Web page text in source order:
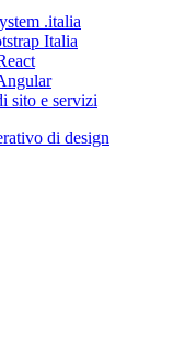
.italia
Italia
sito e servizi
di design